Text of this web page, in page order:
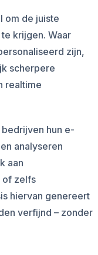
om de juiste
krijgen. Waar
zijn,
scherpere
realtime
hun e-
analyseren
aan
of zelfs
hiervan genereert
verfijnd – zonder